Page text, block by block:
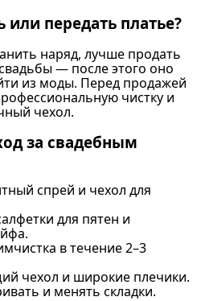
передать платье?
наряд, лучше продать
— после этого оно
из моды. Перед продажей
чистку и
чехол.
за свадебным
спрей и чехол для
для пятен и
в течение 2–3
чехол и широкие плечики.
и менять складки.